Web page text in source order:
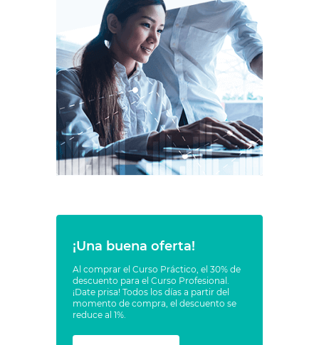
¡Una buena oferta!
Al comprar el Curso Práctico, el 30% de
descuento para el Curso Profesional.
¡Date prisa! Todos los días a partir del
momento de compra, el descuento se
reduce al 1%.